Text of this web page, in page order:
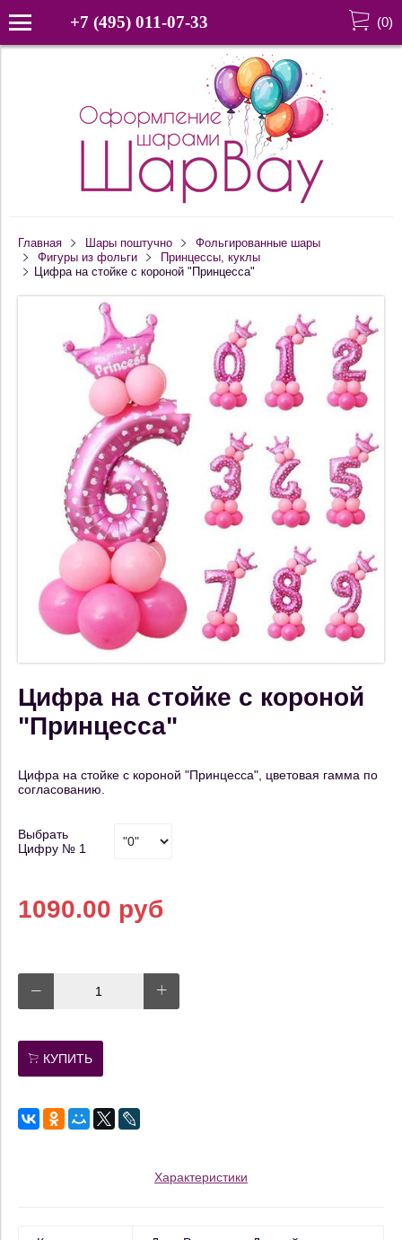
+7 (495) 011-07-33 (0)
Главная Шары поштучно
Фольгированные шары
Фигуры из фольги
Принцессы, куклы
Цифра на стойке с короной "Принцесса"
Цифра на стойке с короной
"Принцесса"
Цифра на стойке с короной "Принцесса", цветовая гамма по
согласованию.
Выбрать
Цифру № 1
1090.00 руб
КУПИТЬ
Характеристики